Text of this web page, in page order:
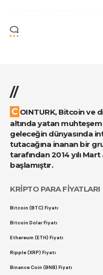
//
COINTURK, Bitcoin ve diğer tüm kripto paraların
altında yatan
geleceğin dünyasında
tutacağına inanan bir
tarafından 2014 yılı Mart
başlamıştır.
KRİPTO PARA FİYATLARI
Bitcoin (BTC) Fiyatı
Bitcoin Dolar Fiyatı
Ethereum (ETH) Fiyatı
Ripple (XRP) Fiyatı
Binance Coin (BNB) Fiyatı